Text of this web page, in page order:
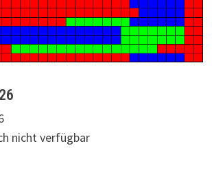
nicht verfügbar